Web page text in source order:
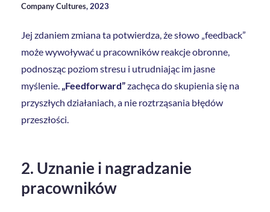
Company Cultures, 2023
Jej zdaniem zmiana ta potwierdza, że słowo „feedback”
może wywoływać u pracowników reakcje obronne,
podnosząc poziom stresu i utrudniając im jasne
myślenie. „Feedforward”zachęca do skupienia się na
przyszłych działaniach, a nie roztrząsania błędów
przeszłości.
2. Uznanie i nagradzanie
pracowników